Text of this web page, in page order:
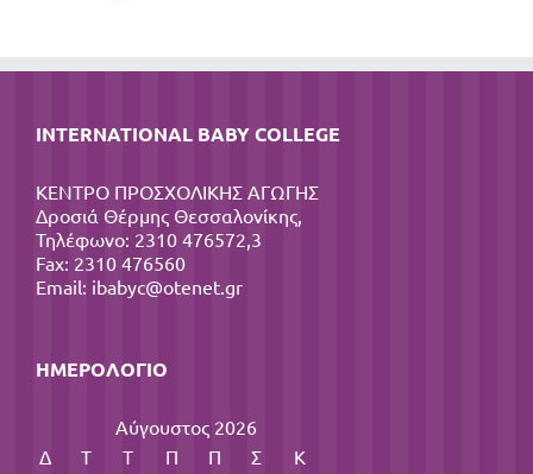
INTERNATIONAL BABY COLLEGE
ΚΕΝΤΡΟ ΠΡΟΣΧΟΛΙΚΗΣ ΑΓΩΓΗΣ
Δροσιά Θέρμης Θεσσαλονίκης,
Τηλέφωνο: 2310 476572,3
Fax: 2310 476560
Email: ibabyc@otenet.gr
ΗΜΕΡΟΛΌΓΙΟ
Αύγουστος 2026
Δ
Τ Τ Π Π Σ
Κ